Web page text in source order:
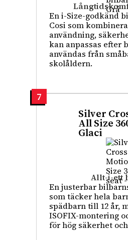
En i-Size-godkänd
Cosi som
användning,
kan anpassas efter
användas från
skolåldern.
7
Allt-i-ett
Silver
All Size
Glaci
En justerbar
som täcker hela
spädbarn till 12 år,
ISOFIX-montering
för hög säkerhet